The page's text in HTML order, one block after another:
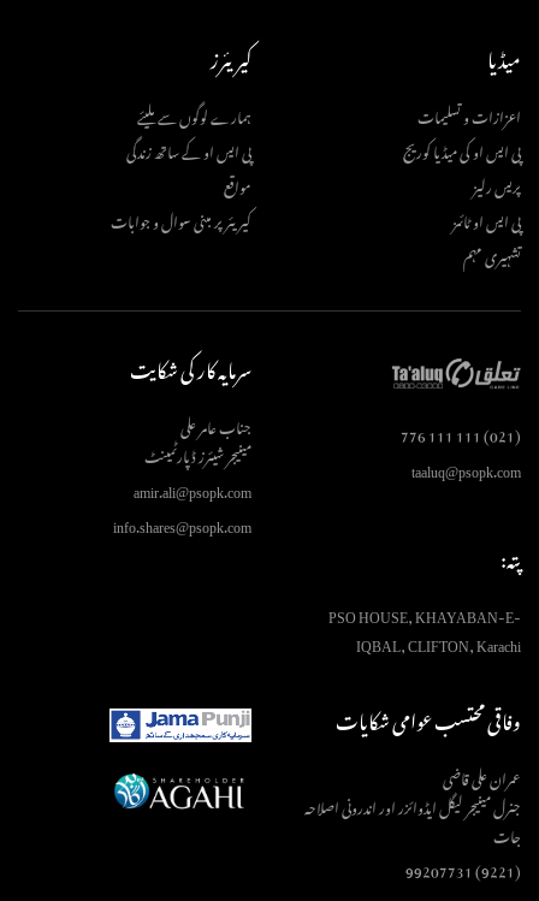
میڈیا
اعزازات و تسلیمات
پی ایس او کی میڈیا کوریج
پریس رلیز
پی ایس او ٹائمز
تشہیری مہم
کیریئرز
ہمارے لوگوں سے ملیئے
پی ایس او کے ساتھ زندگی
مواقع
کیریئر پر مبنی سوال و جوابات
(021) 111 111 776
taaluq@psopk.com
پتہ:
PSO HOUSE, KHAYABAN-E-
IQBAL, CLIFTON, Karachi
سرمایہ کار کی شکایت
جناب عامر علی
مینیجر شیئرز ڈپارٹمینٹ
amir.ali@psopk.com
info.shares@psopk.com
وفاقی محتسب عوامی شکایات
عمران علی قاضی
جنرل مینیجر لیگل ایڈوائزر اور اندرونی اصلاحہ
جات
(9221) 99207731